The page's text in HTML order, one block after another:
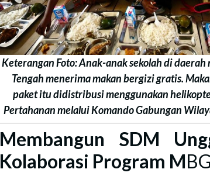
Keterangan Foto: Anak-anak sekolah di
Tengah menerima makan bergizi gratis.
paket itu didistribusi menggunakan
Pertahanan melalui Komando Gabungan
Membangun SDM
Kolaborasi Program MBG